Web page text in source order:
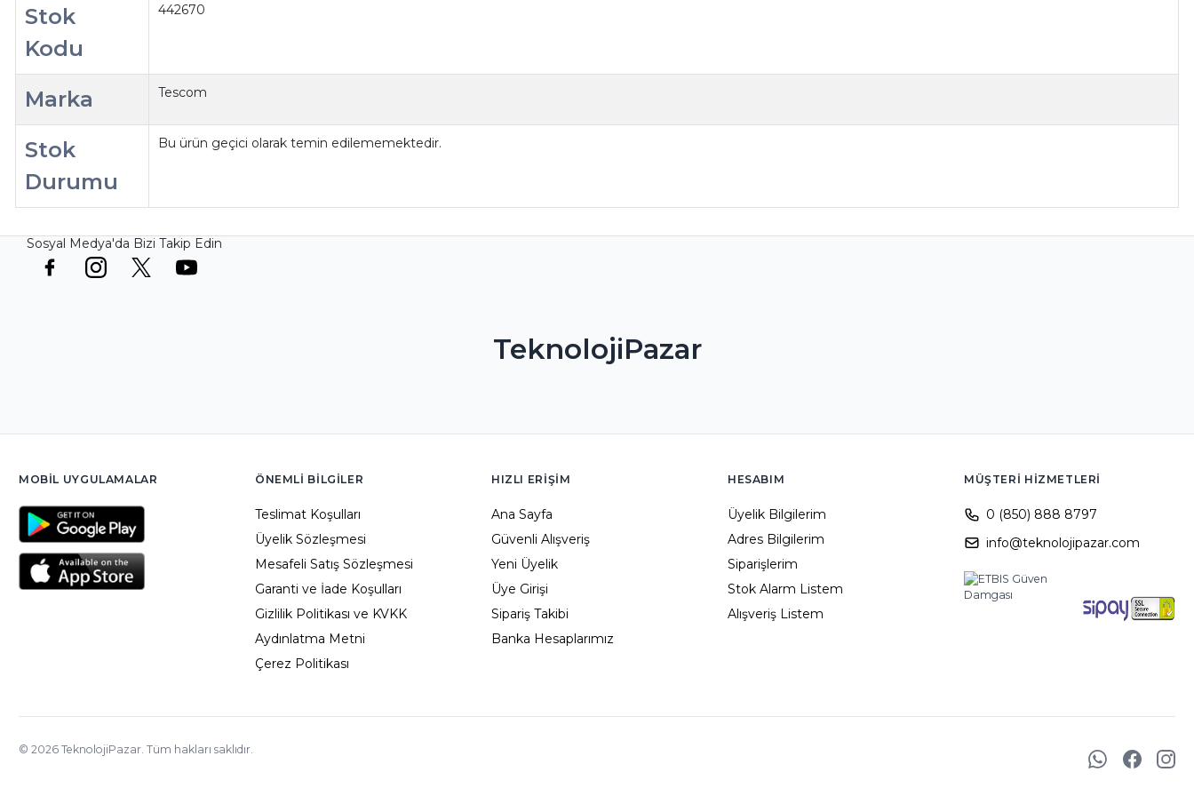
Stok
Kodu
442670
Marka Tescom
Stok
Durumu
Bu ürün geçici olarak temin edilememektedir.
Sosyal Medya'da Bizi Takip Edin
TeknolojiPazar
MOBIL UYGULAMALAR ÖNEMLI BILGILER
Teslimat Koşulları
Üyelik Sözleşmesi
Mesafeli Satış Sözleşmesi
Garanti ve İade Koşulları
Gizlilik Politikası ve KVKK
Aydınlatma Metni
Çerez Politikası
HIZLI ERIŞIM
Ana Sayfa
Güvenli Alışveriş
Yeni Üyelik
Üye Girişi
Sipariş Takibi
Banka Hesaplarımız
HESABIM
Üyelik Bilgilerim
Adres Bilgilerim
Siparişlerim
Stok Alarm Listem
Alışveriş Listem
MÜŞTERI HIZMETLERI
0 (850) 888 8797
info@teknolojipazar.com
© 2026 TeknolojiPazar. Tüm hakları saklıdır.